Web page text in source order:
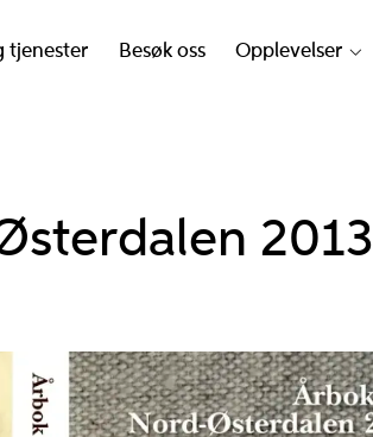
tjenester Besøk oss Opplevelser
2013